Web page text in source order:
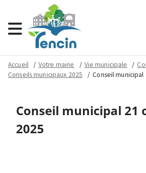
Menu
Accueil Votre mairie Vie municipale
Conseils municipaux 2025
Conseil
Conseil municipal 21
2025